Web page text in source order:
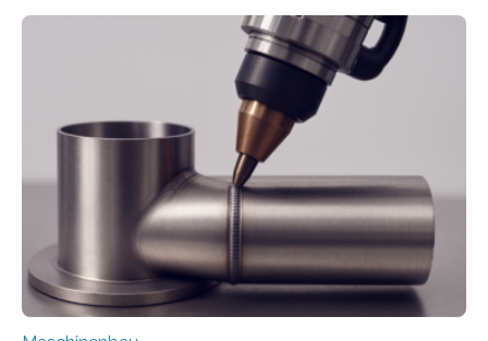
Teile als eine Einheit verpacken. Die Anordnung kann
der Benutzer vorgeben und erhält so mehr Kontrolle
über die Positionierung der Bauteile. Die ebenfalls neue
Automatisierungsschnittstelle dient dazu, die Software
besser in spezifische Unternehmensprozesse
einzubinden. Sankt Augustin – Zur Messe FACHPACK
vom 23. bis 25. September in Nürnberg…